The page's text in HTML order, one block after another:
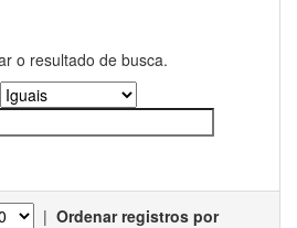
o resultado de busca.
| Ordenar registros por